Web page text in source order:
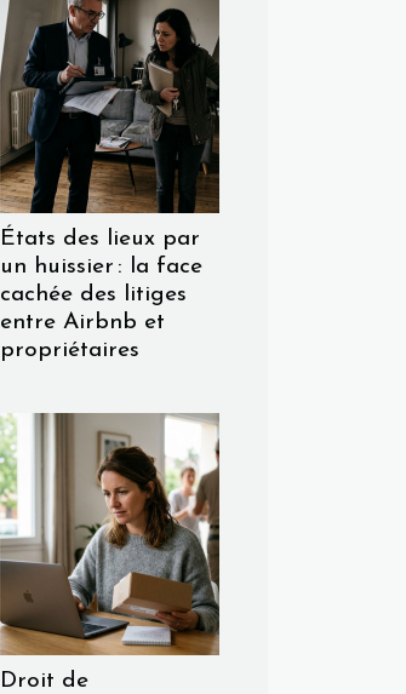
États des lieux par
un huissier : la face
cachée des litiges
entre Airbnb et
propriétaires
Droit de